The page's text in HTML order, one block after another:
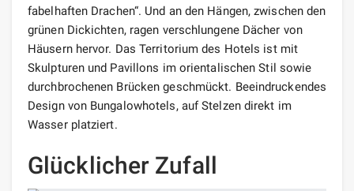
fabelhaften Drachen“. Und an den Hängen, zwischen den
grünen Dickichten, ragen verschlungene Dächer von
Häusern hervor. Das Territorium des Hotels ist mit
Skulpturen und Pavillons im orientalischen Stil sowie
durchbrochenen Brücken geschmückt. Beeindruckendes
Design von Bungalowhotels, auf Stelzen direkt im
Wasser platziert.
Glücklicher Zufall